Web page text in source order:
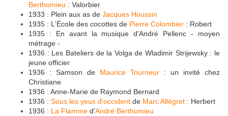
Berthomieu : Valorbier
1933 : Plein aux as de Jacques Houssin
1935 : L'École des cocottes de Pierre Colombier : Robert
1935 : En avant la musique d'André Pellenc - moyen
métrage -
1936 : Les Bateliers de la Volga de Wladimir Strijewsky : le
jeune officier
1936 : Samson de Maurice Tourneur : un invité chez
Christiane
1936 : Anne-Marie de Raymond Bernard
1936 : Sous les yeux d'occident de Marc Allégret : Herbert
1936 : La Flamme d'André Berthomieu